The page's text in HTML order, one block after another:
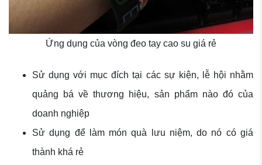
Ứng dụng của vòng đeo tay cao su giá rẻ
Sử dụng với mục đích tại các sự kiện, lễ hội nhằm
quảng bá về thương hiệu, sản phẩm nào đó của
doanh nghiệp
Sử dụng để làm món quà lưu niệm, do nó có giá
thành khá rẻ